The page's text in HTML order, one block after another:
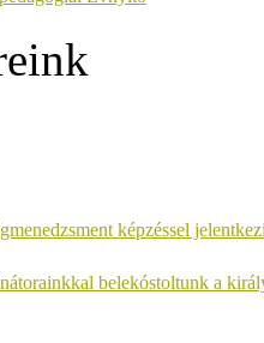
képzéssel
belekóstoltunk a